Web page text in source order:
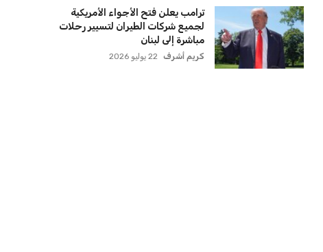
ترامب يعلن فتح الأجواء الأمريكية
لجميع شركات الطيران لتسيير رحلات
مباشرة إلى لبنان
كريم أشرف 22 يوليو 2026